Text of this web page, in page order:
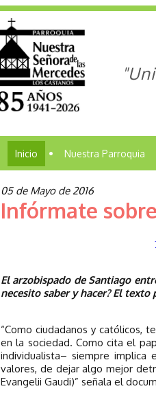
Inicio • Nuestra Parroquia
05 de Mayo de 2016
Infórmate
El arzobispado de Santiago
necesito saber y hacer? El
“Como ciudadanos y católicos,
en la sociedad. Como cita el
individualista– siempre
valores, de dejar algo mejor
Evangelii Gaudi)” señala el